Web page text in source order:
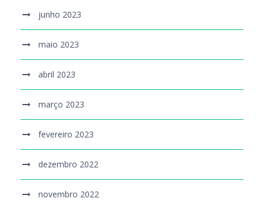
junho 2023
maio 2023
abril 2023
março 2023
fevereiro 2023
dezembro 2022
novembro 2022